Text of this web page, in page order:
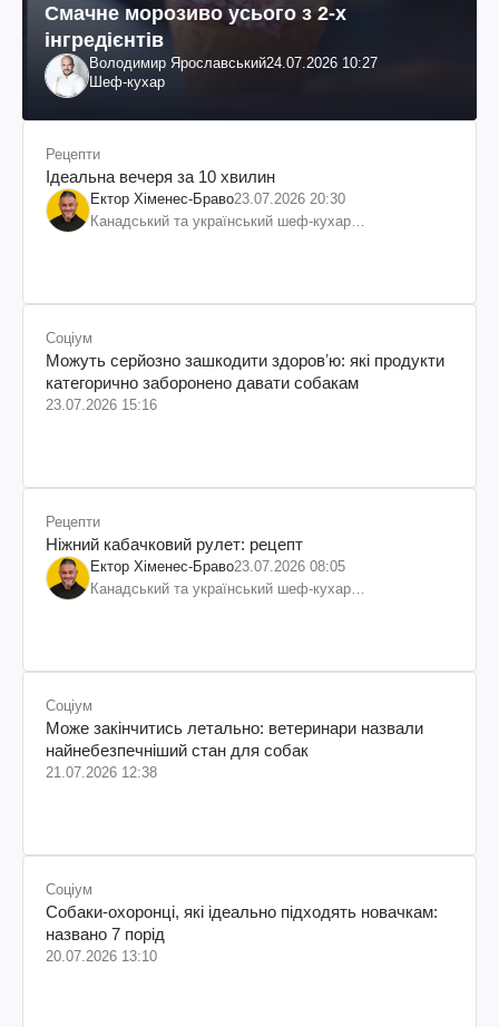
Смачне морозиво усього з 2-х
інгредієнтів
Володимир Ярославський24.07.2026 10:27
Шеф-кухар
Рецепти
Ідеальна вечеря за 10 хвилин
Ектор Хіменес-Браво23.07.2026 20:30
Канадський та український шеф-кухар
Соціум
Можуть серйозно зашкодити здоровʼю: які продукти
категорично заборонено давати собакам
23.07.2026 15:16
Рецепти
Ніжний кабачковий рулет: рецепт
Ектор Хіменес-Браво23.07.2026 08:05
Канадський та український шеф-кухар
Соціум
Може закінчитись летально: ветеринари назвали
найнебезпечніший стан для собак
21.07.2026 12:38
Соціум
Собаки-охоронці, які ідеально підходять новачкам:
названо 7 порід
20.07.2026 13:10